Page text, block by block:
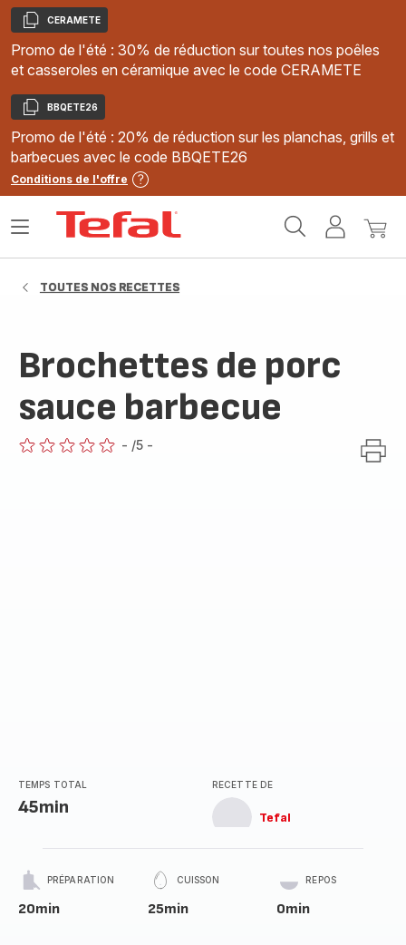
Copier
CERAMETE
Promo de l'été : 30% de réduction sur toutes nos poêles
et casseroles en céramique avec le code CERAMETE
Copier
BBQETE26
Promo de l'été : 20% de réduction sur les planchas, grills et
barbecues avec le code BBQETE26
Conditions de l'offre
MonMon
Ouvrir
TOUTES NOS RECETTES
Brochettes de porc
sauce barbecue
- /5 -
TEMPS TOTAL
45min
RECETTE DE
Tefal
PRÉPARATION
20min
CUISSON
25min
REPOS
0min